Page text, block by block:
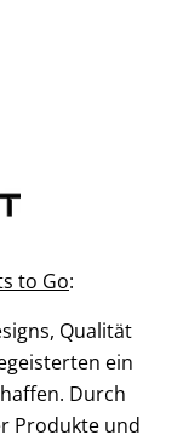
to Go:
Qualität
ein
Durch
Produkte und